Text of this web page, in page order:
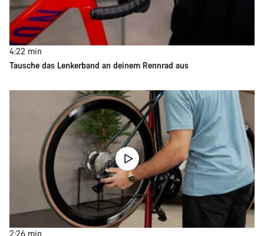
4:22 min
Tausche das Lenkerband an deinem Rennrad aus
2:26 min